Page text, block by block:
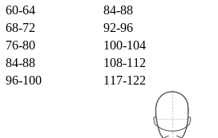
60-64
84-88
68-72
92-96
76-80
100-104
84-88
108-112
96-100 117-122